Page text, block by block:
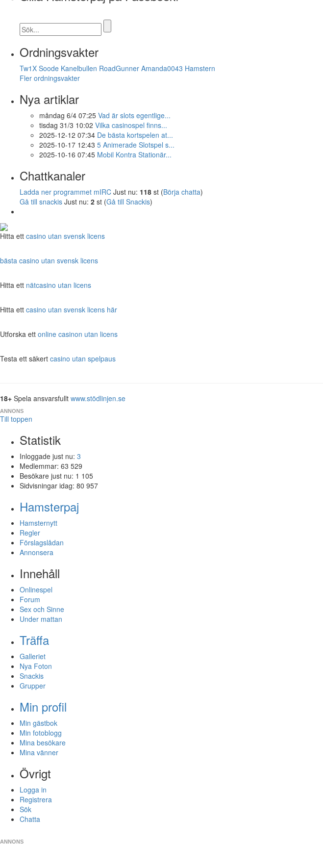
Ordningsvakter
Tw1X Soode Kanelbullen RoadGunner Amanda0043 Hamstern
Fler ordningsvakter
Nya artiklar
måndag 6/4 07:25 Vad är slots egentlige...
tisdag 31/3 10:02 Vilka casinospel finns...
2025-12-12 07:34 De bästa kortspelen at...
2025-10-17 12:43 5 Animerade Slotspel s...
2025-10-16 07:45 Mobil Kontra Stationär...
Chattkanaler
Ladda ner programmet mIRC Just nu: 118 st (Börja chatta)
Gå till snackis Just nu: 2 st (Gå till Snackis)
Hitta ett casino utan svensk licens
bästa casino utan svensk licens
Hitta ett nätcasino utan licens
Hitta ett casino utan svensk licens här
Utforska ett online casinon utan licens
Testa ett säkert casino utan spelpaus
18+ Spela ansvarsfullt www.stödlinjen.se
ANNONS
Till toppen
Statistik
Inloggade just nu: 3
Medlemmar: 63 529
Besökare just nu: 1 105
Sidvisningar idag: 80 957
Hamsterpaj
Hamsternytt
Regler
Förslagslådan
Annonsera
Innehåll
Onlinespel
Forum
Sex och Sinne
Under mattan
Träffa
Galleriet
Nya Foton
Snackis
Grupper
Min profil
Min gästbok
Min fotoblogg
Mina besökare
Mina vänner
Övrigt
Logga in
Registrera
Sök
Chatta
ANNONS